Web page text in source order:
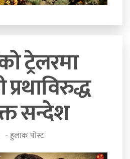
ट्रेलरमा
सन्देश
-हुलाक पोस्ट